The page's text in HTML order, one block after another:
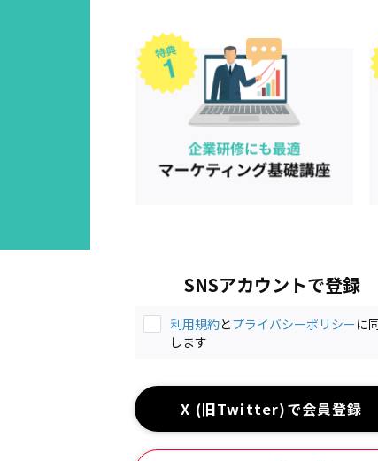
SNSアカウントで登録
利用規約とプライバシーポリシーに
します
X (旧Twitter)で会員登録